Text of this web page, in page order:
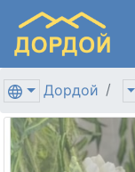
Дордой